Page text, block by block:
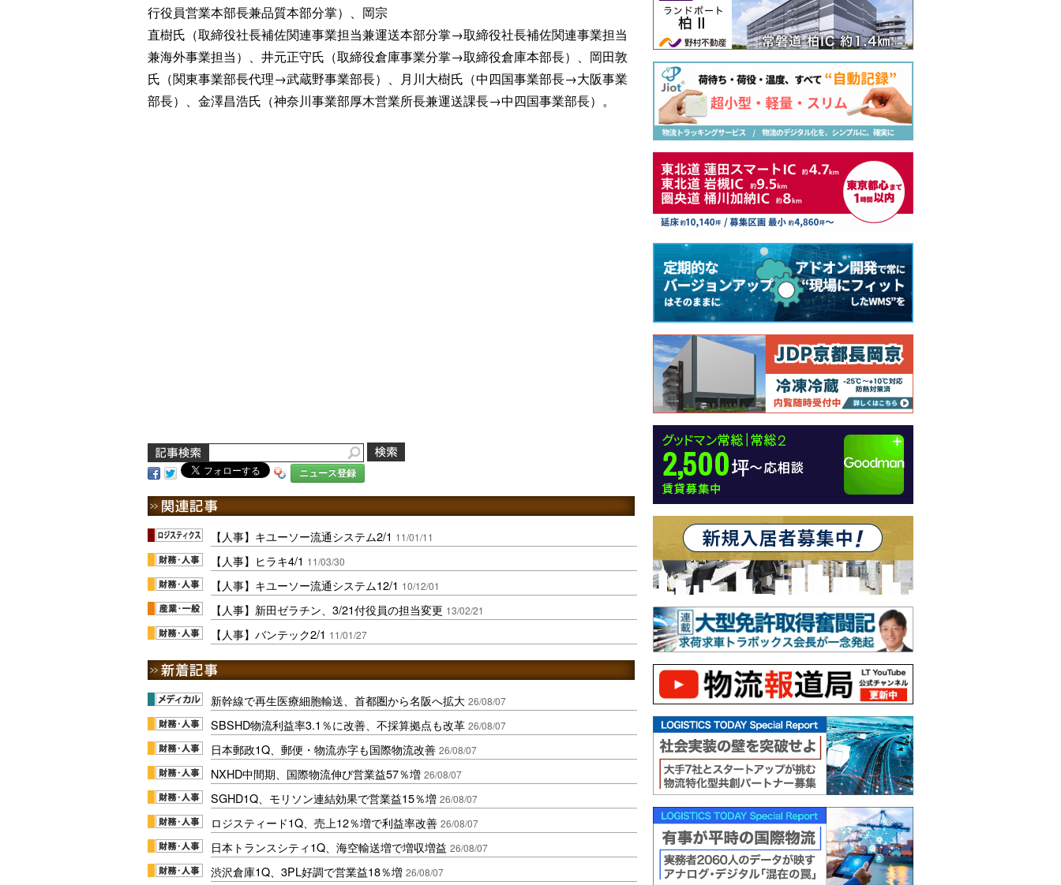
行役員営業本部長兼品質本部分掌）、岡宗
直樹氏（取締役社長補佐関連事業担当兼運送本部分掌→取締役社長補佐関連事業担当
兼海外事業担当）、井元正守氏（取締役倉庫事業分掌→取締役倉庫本部長）、岡田敦
氏（関東事業部長代理→武蔵野事業部長）、月川大樹氏（中四国事業部長→大阪事業
部長）、金澤昌浩氏（神奈川事業部厚木営業所長兼運送課長→中四国事業部長）。
ニュース登録
【人事】キユーソー流通システム2/1 11/01/11
【人事】ヒラキ4/1 11/03/30
【人事】キユーソー流通システム12/1 10/12/01
【人事】新田ゼラチン、3/21付役員の担当変更 13/02/21
【人事】バンテック2/1 11/01/27
新幹線で再生医療細胞輸送、首都圏から名阪へ拡大 26/08/07
SBSHD物流利益率3.1％に改善、不採算拠点も改革 26/08/07
日本郵政1Q、郵便・物流赤字も国際物流改善 26/08/07
NXHD中間期、国際物流伸び営業益57％増 26/08/07
SGHD1Q、モリソン連結効果で営業益15％増 26/08/07
ロジスティード1Q、売上12％増で利益率改善 26/08/07
日本トランスシティ1Q、海空輸送増で増収増益 26/08/07
渋沢倉庫1Q、3PL好調で営業益18％増 26/08/07